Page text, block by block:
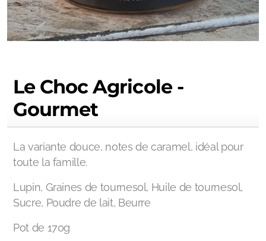
Le Choc Agricole -
Gourmet
La variante douce, notes de caramel, idéal pour
toute la famille.
Lupin, Graines de tournesol, Huile de tournesol,
Sucre, Poudre de lait, Beurre
Pot de 170g